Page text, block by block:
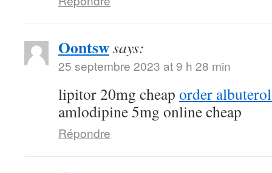
Oontswsays:
25 septembre 2023 at 9 h 28 min
lipitor 20mg cheap order
amlodipine 5mg online cheap
Répondre